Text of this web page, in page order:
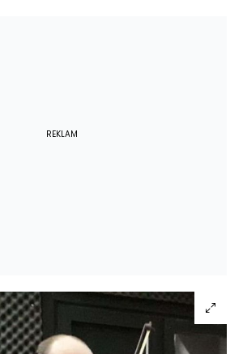
REKLAM